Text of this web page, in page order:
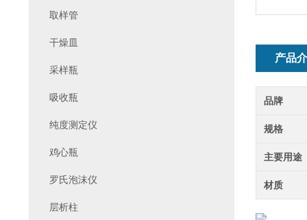
产品
品牌
规格
主要用途
材质
取样管
干燥皿
采样瓶
吸收瓶
纯度测定仪
鸡心瓶
罗氏泡沫仪
层析柱